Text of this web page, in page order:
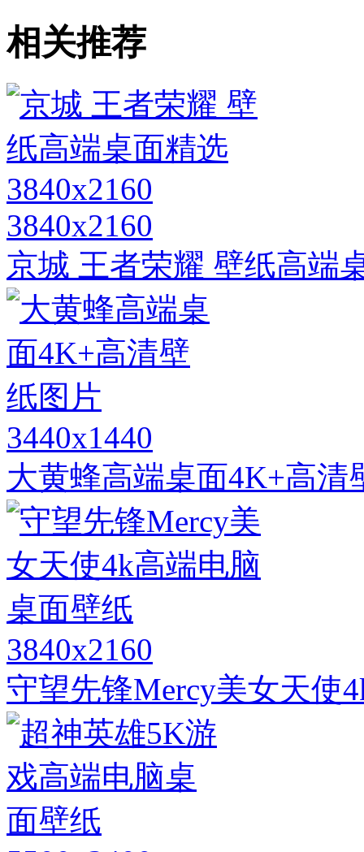
相关推荐
3840x2160
京城 王者荣耀 壁纸高端
3440x1440
大黄蜂高端桌面4K+高清
3840x2160
守望先锋Mercy美女天使